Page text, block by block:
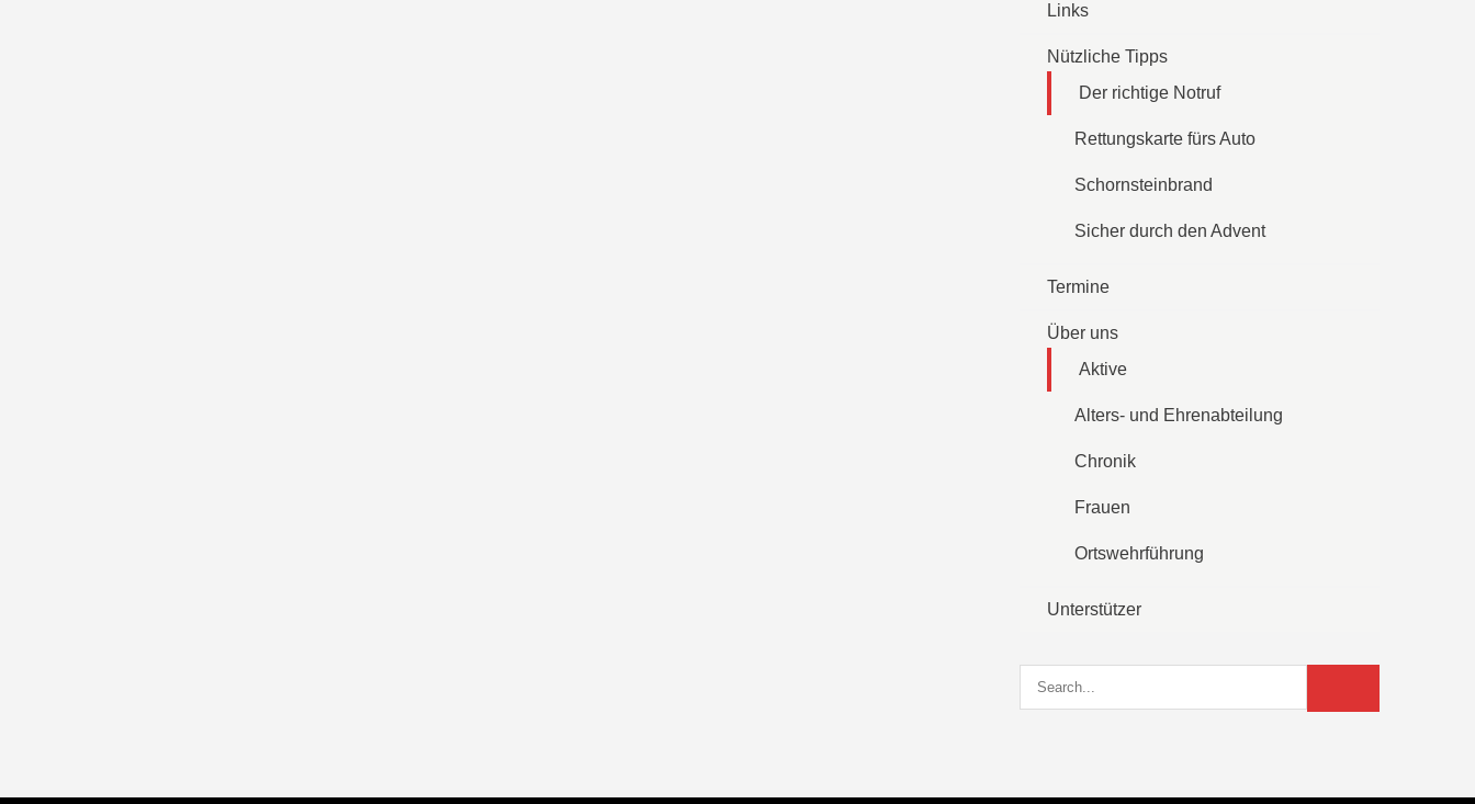
Links
Nützliche Tipps
Der richtige Notruf
Rettungskarte fürs Auto
Schornsteinbrand
Sicher durch den Advent
Termine
Über uns
Aktive
Alters- und Ehrenabteilung
Chronik
Frauen
Ortswehrführung
Unterstützer